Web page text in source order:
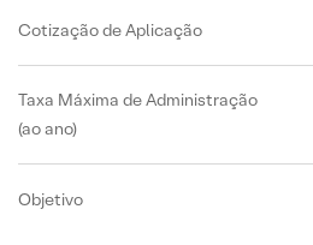
Cotização de Aplicação
Taxa Máxima de Administração
(ao ano)
Objetivo